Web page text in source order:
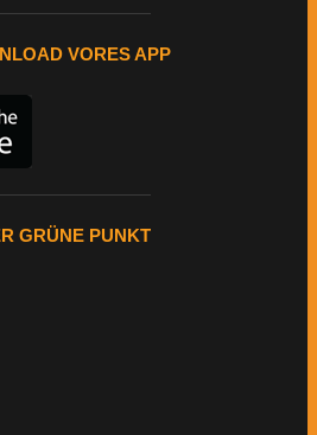
VORES APP
GRÜNE PUNKT